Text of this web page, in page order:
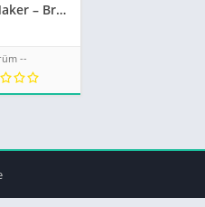
Poster Maker – Brands.live
--